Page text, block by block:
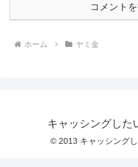
コメント
ホーム ヤミ金
キャッシングした
© 2013 キャッシング